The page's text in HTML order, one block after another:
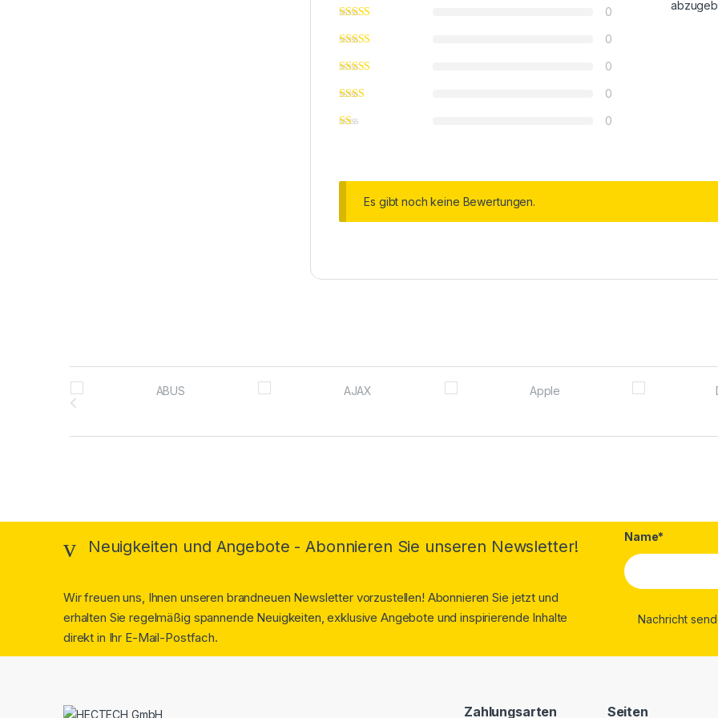
0
0
0
0
0
Es gibt noch keine Bewertungen.
Brands Carousel
Neuigkeiten und Angebote - Abonnieren Sie unseren Newsletter!
Wir freuen uns, Ihnen unseren brandneuen Newsletter vorzustellen! Abonnieren Sie jetzt und
erhalten Sie regelmäßig spannende Neuigkeiten, exklusive Angebote und inspirierende Inhalte
direkt in Ihr E-Mail-Postfach.
Name*
Zahlungsarten Seiten